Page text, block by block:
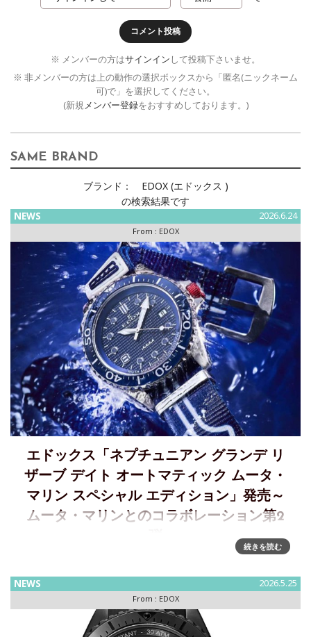
コメント投稿
※ メンバーの方はサインイン して投稿下さいませ。
※ 非メンバーの方は上の動作の選択ボックスから「匿名(ニックネーム
可)で」を選択してください。
(新規メンバー登録をおすすめしております。)
SAME BRAND
ブランド：
EDOX (エドックス )
の検索結果です
NEWS 2026.6.24
From : EDOX
エドックス「ネプチュニアン グランデ リ
ザーブ デイト オートマティック ムータ・
マリン スペシャル エディション」発売～
ムータ・マリンとのコラボレーション第2
プチュニアンを発売～ブルー・ホワイト・レッドが映えるマ
リンカラーとウェーブ、No.8が際立つスペシャルモデル
EDOX（ エドックス）が、マリンライフスタイルブランドの
（ ムータ・マリ
続きを読む
NEWS 2026.5.25
From : EDOX